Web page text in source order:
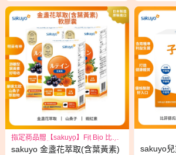
指定商品贈【sakuyo】Fit Bio 比菲
德氏菌盒裝版15日份(15條/盒)*1盒
sakuyo 金盞花萃取(含葉黃素)
sakuyo